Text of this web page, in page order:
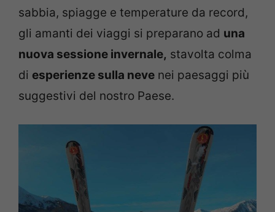
sabbia, spiagge e temperature da record,
gli amanti dei viaggi si preparano ad una
nuova sessione invernale, stavolta colma
di esperienze sulla neve nei paesaggi più
suggestivi del nostro Paese.